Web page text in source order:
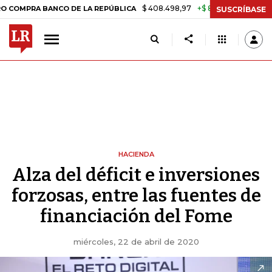
BANCO DE LA REPÚBLICA $ 408.498,97 +$ 8.753,81 +2,19%
SUSCRÍBASE
HACIENDA
Alza del déficit e inversiones
forzosas, entre las fuentes de
financiación del Fome
miércoles, 22 de abril de 2020